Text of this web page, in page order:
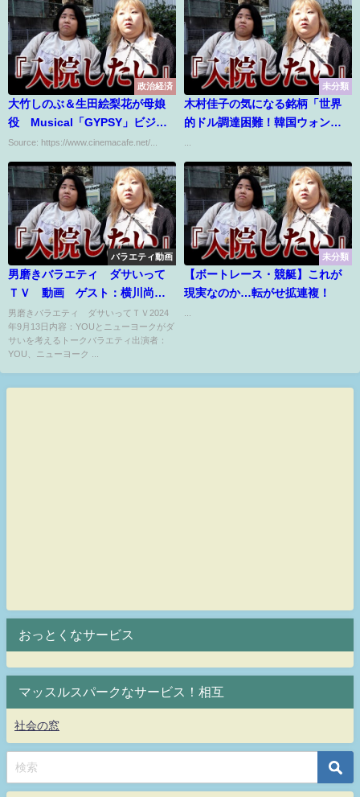
政治経済
大竹しのぶ＆生田絵梨花が母娘
役 Musical「GYPSY」ビジュ
アル公開
Source: https://www.cinemacafe.net/...
未分類
木村佳子の気になる銘柄「世界
的ドル調達困難！韓国ウォン急
バラエティ動画
男磨きバラエティ ダサいって
ＴＶ 動画 ゲスト：横川尚
隆、ゆうちゃみ 永野 9月13日
男磨きバラエティ ダサいってＴＶ2024
年9月13日内容：YOUとニューヨークがダ
サいを考えるトークバラエティ出演者：
YOU、ニューヨーク ...
未分類
【ボートレース・競艇】これが
現実なのか…転がせ拡連複！
おっとくなサービス
マッスルスパークなサービス！相互
社会の窓